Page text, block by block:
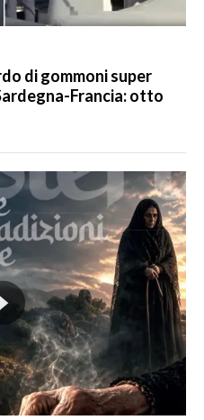
di gommoni super
Francia: otto